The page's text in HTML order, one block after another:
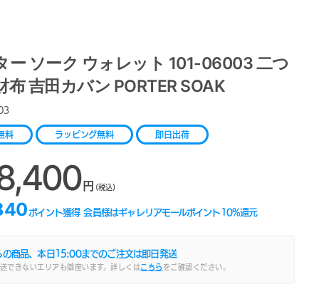
ー ソーク ウォレット 101-06003 二つ
布 吉田カバン PORTER SOAK
料 ラッピング無料 即日出荷
円 (税込)
ポイント獲得 会員様はギャレリアモールポイント 10%還元
の商品、本日 15:00までのご注文は即日発送
できないエリアも御座います。詳しくはこちら をご確認ください。